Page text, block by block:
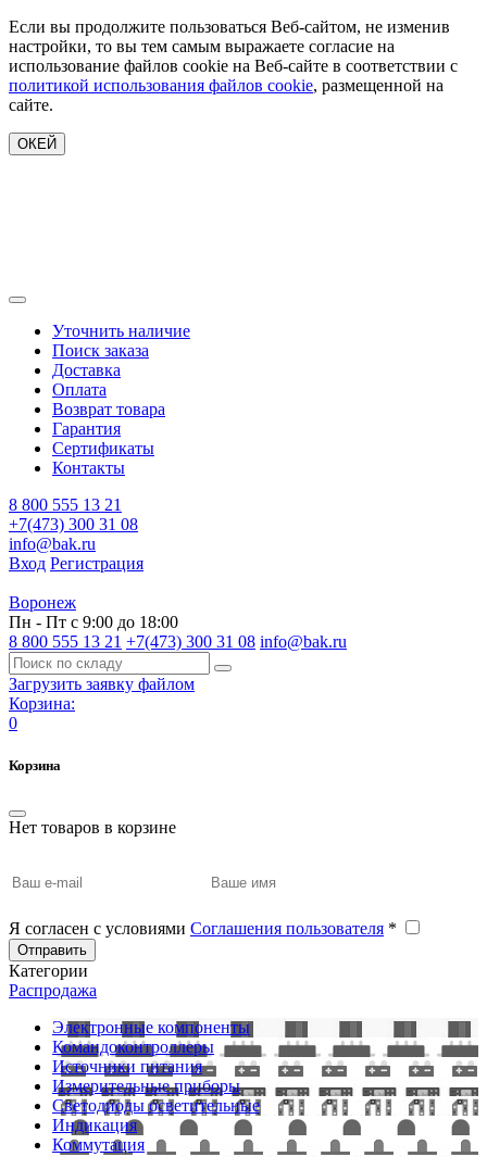
Если вы продолжите пользоваться Веб-сайтом, не изменив
настройки, то вы тем самым выражаете согласие на
использование файлов cookie на Веб-сайте в соответствии с
политикой использования файлов cookie, размещенной на
сайте.
ОКЕЙ
Уточнить наличие
Поиск заказа
Доставка
Оплата
Возврат товара
Гарантия
Сертификаты
Контакты
8 800 555 13 21
+7(473) 300 31 08
info@bak.ru
Вход Регистрация
Воронеж
Пн - Пт с 9:00 до 18:00
8 800 555 13 21 +7(473) 300 31 08 info@bak.ru
Загрузить заявку файлом
Корзина:
0
Корзина
Нет товаров в корзине
Я согласен с условиями Соглашения пользователя *
Отправить
Категории
Распродажа
Электронные компоненты
Командоконтроллеры
Источники питания
Измерительные приборы
Светодиоды осветительные
Индикация
Коммутация